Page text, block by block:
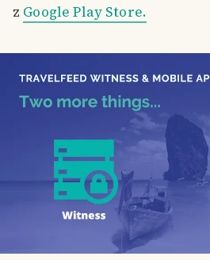
z Google Play Store.